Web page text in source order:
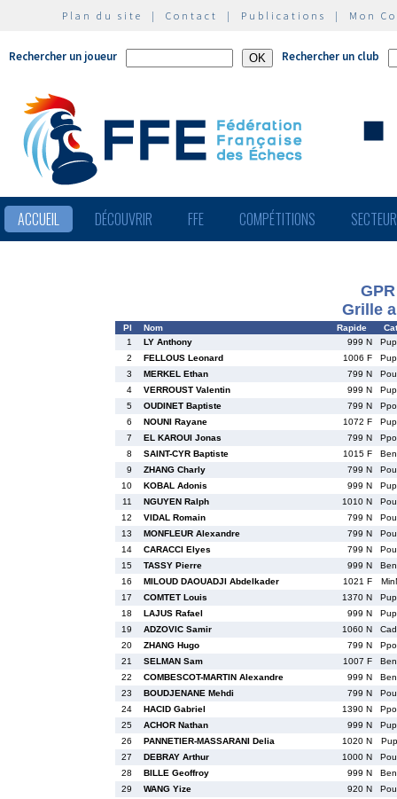
Plan du site | Contact | Publications | Mon
Rechercher un joueur Rechercher un club
ACCUEIL DÉCOUVRIR FFE COMPÉTITIONS
Grille
Pl Nom Rapide
1
LY Anthony 999 N
2
FELLOUS Leonard 1006 F
3
MERKEL Ethan 799 N
4
VERROUST Valentin 999 N
5
OUDINET Baptiste 799 N
6
NOUNI Rayane 1072 F
7
EL KAROUI Jonas 799 N
8
SAINT-CYR Baptiste 1015 F
9
ZHANG Charly 799 N
10
KOBAL Adonis 999 N
11
NGUYEN Ralph 1010 N
12
VIDAL Romain 799 N
13
MONFLEUR Alexandre 799 N
14
CARACCI Elyes 799 N
15
TASSY Pierre 999 N
16
MILOUD DAOUADJI Abdelkader 1021 F
17
COMTET Louis 1370 N
18
LAJUS Rafael 999 N
19
ADZOVIC Samir 1060 N
20
ZHANG Hugo 799 N
21
SELMAN Sam 1007 F
22
COMBESCOT-MARTIN Alexandre 999 N
23
BOUDJENANE Mehdi 799 N
24
HACID Gabriel 1390 N
25
ACHOR Nathan 999 N
26
PANNETIER-MASSARANI Delia 1020 N
27
DEBRAY Arthur 1000 N
28
BILLE Geoffroy 999 N
29
WANG Yize 920 N